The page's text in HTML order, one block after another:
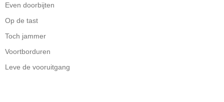
Even doorbijten
Op de tast
Toch jammer
Voortborduren
Leve de vooruitgang